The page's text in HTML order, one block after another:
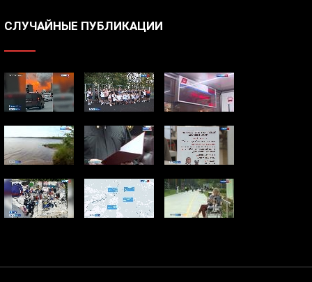
СЛУЧАЙНЫЕ ПУБЛИКАЦИИ